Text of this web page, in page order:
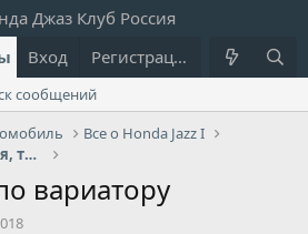
Что нового?
Вход Регистрация
сообщений
Все о Honda Jazz I
Двигатель, трансмиссия, топливная система
вариатору